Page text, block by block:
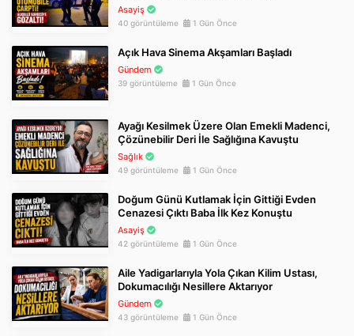
Asayiş
40 görüntüleme 1 Gün Önce
Açık Hava Sinema Akşamları Başladı
Gündem
39 görüntüleme 1 Gün Önce
Ayağı Kesilmek Üzere Olan Emekli Madenci,
Çözünebilir Deri İle Sağlığına Kavuştu
Sağlık
49 görüntüleme 1 Gün Önce
Doğum Günü Kutlamak İçin Gittiği Evden
Cenazesi Çıktı Baba İlk Kez Konuştu
Asayiş
42 görüntüleme 1 Gün Önce
Aile Yadigarlarıyla Yola Çıkan Kilim Ustası,
Dokumacılığı Nesillere Aktarıyor
Gündem
43 görüntüleme 1 Gün Önce